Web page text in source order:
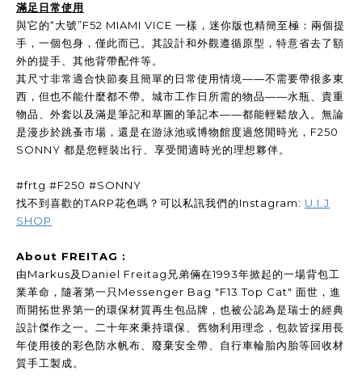
滿足日常使用
與它的“大號”F52 MIAMI VICE 一樣，迷你版也精簡至極：兩個提
手，一個包身，僅此而已。其設計和外觀遵循原型，特意省去了額
外的提手、其他背帶配件等。
其尺寸非常適合快節奏且簡單的日常使用情境——不需要帶很多東
西，但也不能什麼都不帶。城市工作日所需的物品——水瓶、貴重
物品、外套以及滿是筆記和草圖的筆記本——都能輕鬆放入。無論
是漫步於跳蚤市場，還是在游泳池或博物館度過悠閒時光，F250
SONNY 都是您輕裝出行、享受閒適時光的理想夥伴。
#frtg #F250 #SONNY
找不到喜歡的TARP花色嗎？可以私訊我們的Instagram: U.I.J
SHOP
About FREITAG :
由Markus及Daniel Freitag兄弟倆在1993年掀起的一場背包工
業革命，隨著第一只Messenger Bag "F13 Top Cat" 面世，進
而開拓世界第一的環保材質再生包品牌，也被公認為是瑞士的經典
設計傑作之一。二十年來秉持環保、舊物利用理念，包款皆採用長
年使用後的彩色防水帆布、廢棄安全帶、自行車輪胎內胎等回收材
質手工製成。